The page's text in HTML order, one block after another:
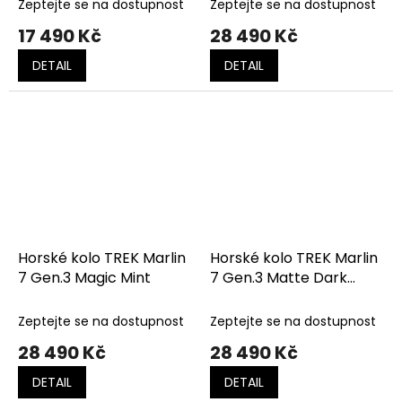
Zeptejte se na dostupnost
17 490 Kč
DETAIL
Zeptejte se na dostupnost
28 490 Kč
DETAIL
Horské kolo TREK Marlin
7 Gen.3 Magic Mint
Zeptejte se na dostupnost
28 490 Kč
DETAIL
Horské kolo TREK Marlin
7 Gen.3 Matte Dark
Splatter
Zeptejte se na dostupnost
28 490 Kč
DETAIL